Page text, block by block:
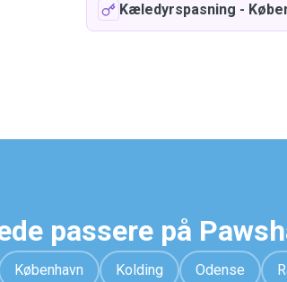
Kæledyrspasning -
passere på
København Kolding Odense